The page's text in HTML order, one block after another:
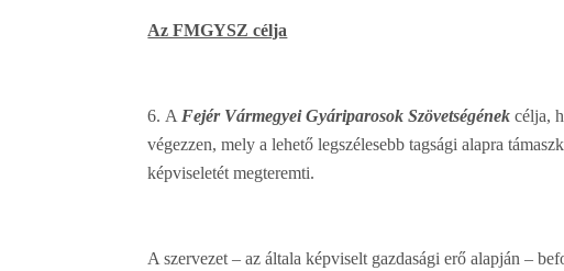
Az FMGYSZ célja
A Fejér Vármegyei Gyáriparosok Szövetségének célja,
végezzen, mely a lehető legszélesebb tagsági alapra
képviseletét megteremti.
A szervezet – az általa képviselt gazdasági erő alapján –